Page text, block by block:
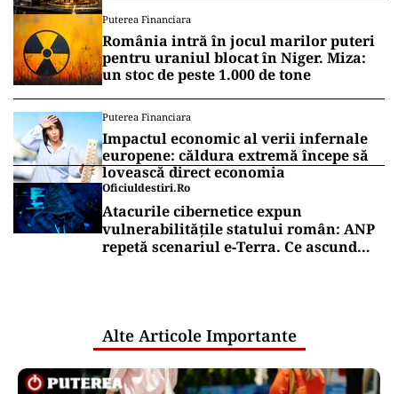
Puterea Financiara
România intră în jocul marilor puteri
pentru uraniul blocat în Niger. Miza:
un stoc de peste 1.000 de tone
Puterea Financiara
Impactul economic al verii infernale
europene: căldura extremă începe să
lovească direct economia
Oficiuldestiri.ro
Atacurile cibernetice expun
vulnerabilitățile statului român: ANP
repetă scenariul e‑Terra. Ce ascund
Alte Articole Importante